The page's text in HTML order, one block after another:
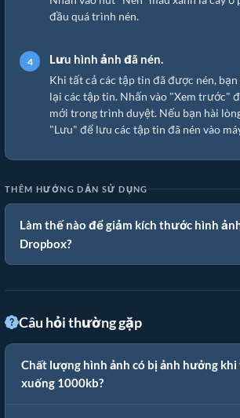
đầu quá trình nén.
Lưu hình ảnh đã nén.
Khi tất cả các tập tin đã được nén,
lại các tập tin. Nhấn vào "Xem trước"
mới trong trình duyệt. Nếu bạn hài
"Lưu" để lưu các tập tin đã nén vào
THÊM HƯỚNG DẪN SỬ DỤNG
Làm thế nào để giảm kích thước hình
Dropbox?
Câu hỏi thường gặp
Chất lượng hình ảnh có bị ảnh hưởng khi
xuống 1000kb?